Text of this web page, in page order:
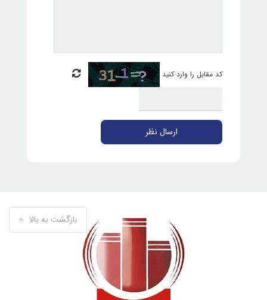
کد مقابل را وارد کنید
ارسال نظر
بازگشت به بالا